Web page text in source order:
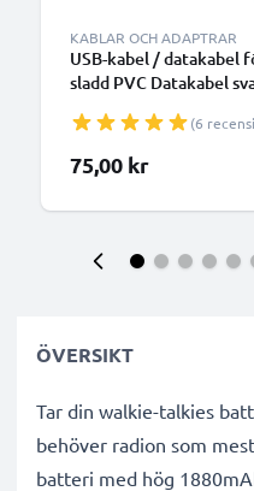
KABLAR OCH ADAPTRAR
USB-kabel / datakabel
sladd PVC Datakabel
(6
75,00 kr
ÖVERSIKT
Tar din walkie-talkies
behöver radion som
batteri med hög